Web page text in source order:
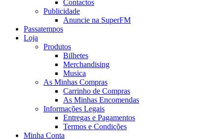
Contactos
Publicidade
Anuncie na SuperFM
Passatempos
Loja
Produtos
Bilhetes
Merchandising
Musica
As Minhas Compras
Carrinho de Compras
As Minhas Encomendas
Informações Legais
Entregas e Pagamentos
Termos e Condições
Minha Conta